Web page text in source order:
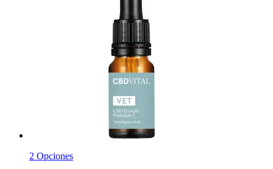
2 Opciones